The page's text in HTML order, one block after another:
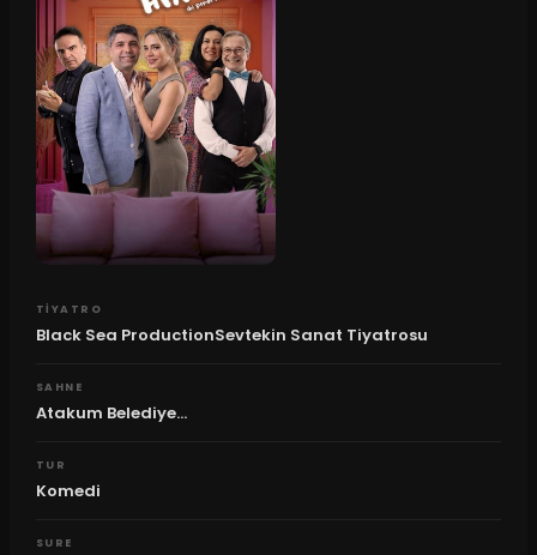
TIYATRO
Black Sea ProductionSevtekin Sanat Tiyatrosu
SAHNE
Atakum Belediye...
TUR
Komedi
SURE